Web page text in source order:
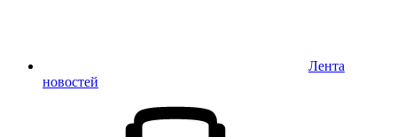
Лента
новостей